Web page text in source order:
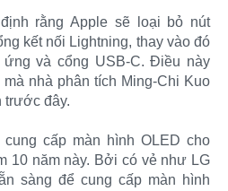
rằng Apple sẽ loại bỏ nút
kết nối Lightning, thay vào đó
và cổng USB-C. Điều này
nhà phân tích Ming-Chi Kuo
trước đây.
cấp màn hình OLED cho
10 năm này. Bởi có vẻ như LG
sàng để cung cấp màn hình